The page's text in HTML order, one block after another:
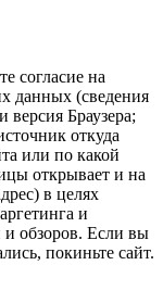
согласие на
данных (сведения
Браузера;
откуда
или по какой
открывает и на
в целях
и
и обзоров. Если вы
покиньте сайт.